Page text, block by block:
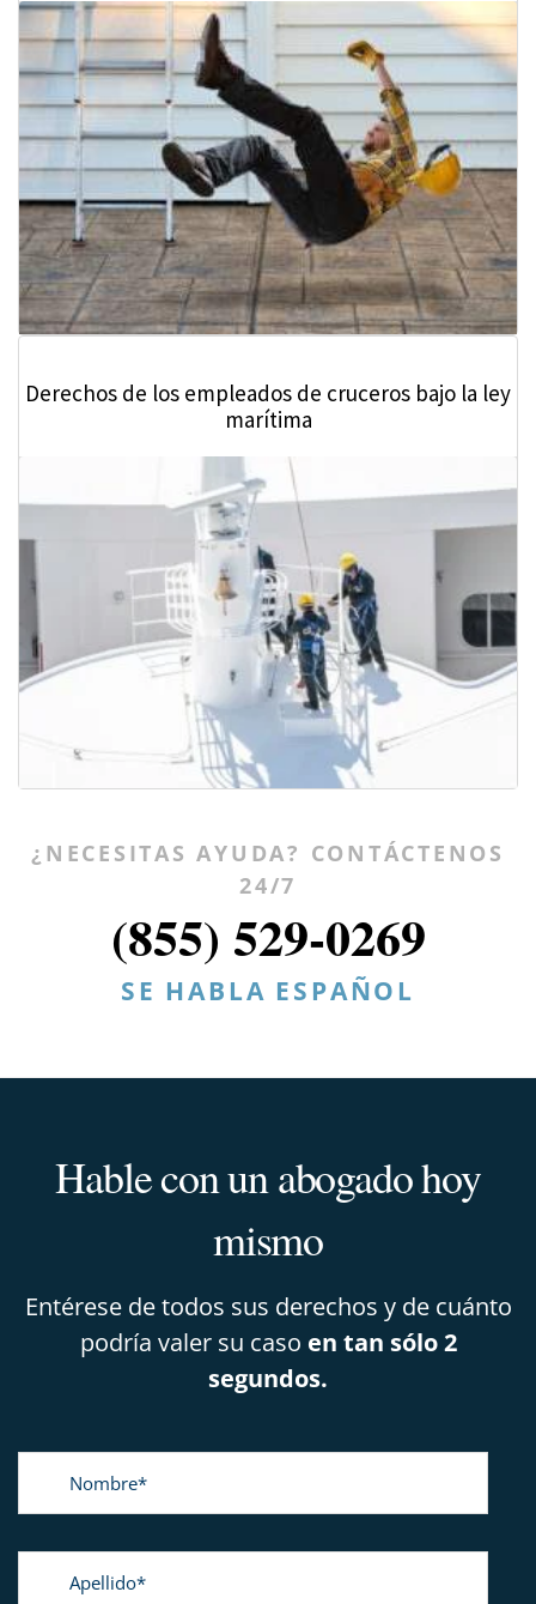
Derechos de los empleados de cruceros bajo la ley
marítima
¿NECESITAS AYUDA? CONTÁCTENOS
24/7
(855) 529-0269
SE HABLA ESPAÑOL
Hable con un abogado hoy
mismo
Entérese de todos sus derechos y de cuánto
podría valer su caso en tan sólo 2
segundos.